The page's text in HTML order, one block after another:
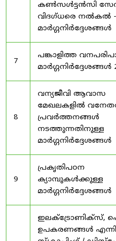
കൺസൾട്ടൻസി
വിദഗ്ധരെ നൽകൽ -
മാർഗ്ഗനിർദ്ദേശങ്ങൾ
7
പങ്കാളിത്ത
മാർഗ്ഗനിർദ്ദേശങ്ങൾ
8
വന്യജീവി ആവാസ
മേഖലകളിൽ
പ്രവർത്തനങ്ങൾ
നടത്തുന്നതിനുള്ള
മാർഗ്ഗനിർദ്ദേശങ്ങൾ
9
പ്രകൃതിപഠന
ക്യാമ്പുകൾക്കുള്ള
മാർഗ്ഗനിർദ്ദേശങ്ങൾ
ഇലക്‌ട്രോണിക്‌സ്,
ഉപകരണങ്ങൾ